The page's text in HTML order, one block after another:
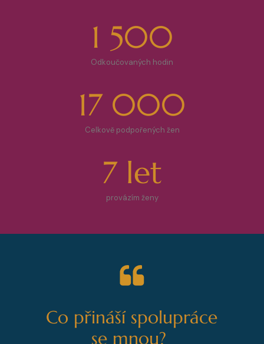
1 500
Odkoučovaných hodin
17 000
Celkově podpořených žen
7 let
provázím ženy
Co přináší spolupráce
se mnou?